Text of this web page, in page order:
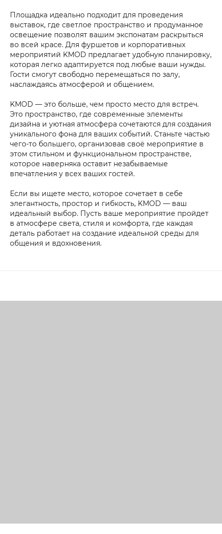
Площадка идеально подходит для проведения
выставок, где светлое пространство и продуманное
освещение позволят вашим экспонатам раскрыться
во всей красе. Для фуршетов и корпоративных
мероприятий KMOD предлагает удобную планировку,
которая легко адаптируется под любые ваши нужды.
Гости смогут свободно перемещаться по залу,
наслаждаясь атмосферой и общением.
KMOD — это больше, чем просто место для встреч.
Это пространство, где современные элементы
дизайна и уютная атмосфера сочетаются для создания
уникального фона для ваших событий. Станьте частью
чего-то большего, организовав своё мероприятие в
этом стильном и функциональном пространстве,
которое наверняка оставит незабываемые
впечатления у всех ваших гостей.
Если вы ищете место, которое сочетает в себе
элегантность, простор и гибкость, KMOD — ваш
идеальный выбор. Пусть ваше мероприятие пройдет
в атмосфере света, стиля и комфорта, где каждая
деталь работает на создание идеальной среды для
общения и вдохновения.